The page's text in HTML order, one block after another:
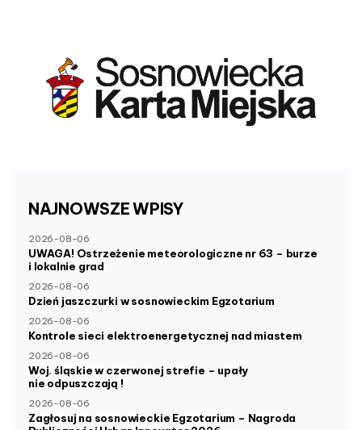
NAJNOWSZEWPISY
2026-08-06
UWAGA! Ostrzeżenie meteorologiczne nr 63 – burze
i lokalnie grad
2026-08-06
Dzień jaszczurki w sosnowieckim Egzotarium
2026-08-06
Kontrole sieci elektroenergetycznej nad miastem
2026-08-06
Woj. śląskie w czerwonej strefie – upały
nie odpuszczają !
2026-08-06
Zagłosuj na sosnowieckie Egzotarium – Nagroda